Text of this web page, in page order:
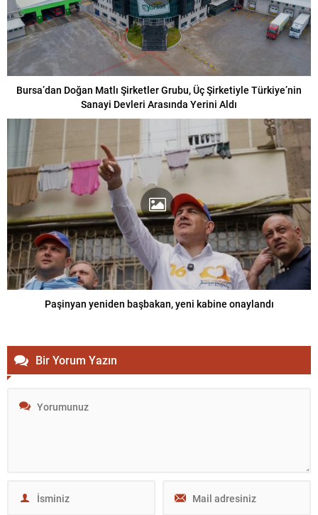
Bursa’dan Doğan Matlı Şirketler Grubu, Üç Şirketiyle Türkiye’nin
Sanayi Devleri Arasında Yerini Aldı
Paşinyan yeniden başbakan, yeni kabine onaylandı
Bir Yorum Yazın